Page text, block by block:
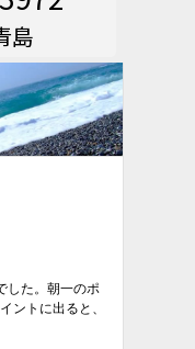
島
した。朝一のポ
ントに出ると、